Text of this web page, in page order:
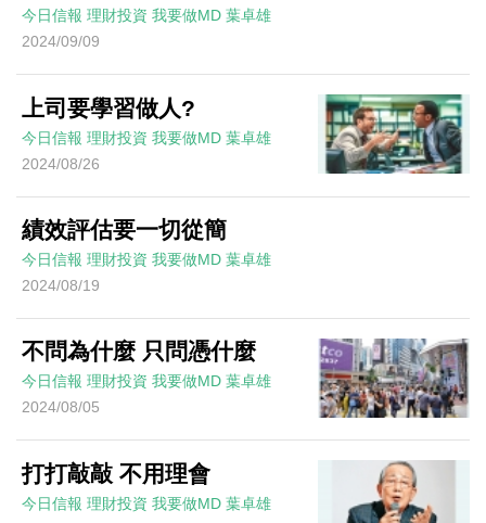
今日信報 理財投資 我要做MD 葉卓雄
2024/09/09
上司要學習做人?
今日信報 理財投資 我要做MD 葉卓雄
2024/08/26
績效評估要一切從簡
今日信報 理財投資 我要做MD 葉卓雄
2024/08/19
不問為什麼 只問憑什麼
今日信報 理財投資 我要做MD 葉卓雄
2024/08/05
打打敲敲 不用理會
今日信報 理財投資 我要做MD 葉卓雄